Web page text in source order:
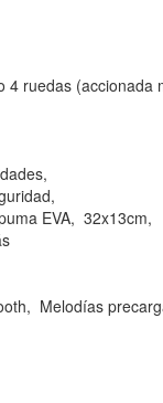
4 ruedas (accionada
EVA, 32x13cm,
Melodías